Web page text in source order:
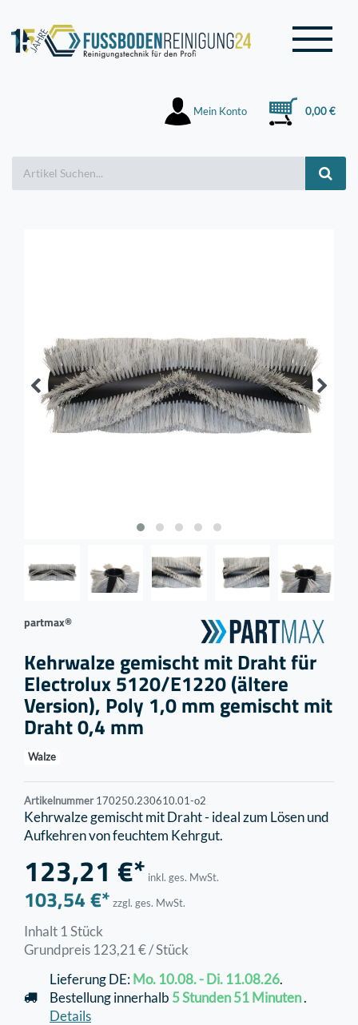
Mein Konto 0,00 €
partmax®
Kehrwalze gemischt mit Draht für
Electrolux 5120/E1220 (ältere
Version), Poly 1,0 mm gemischt mit
Draht 0,4 mm
Walze
Artikelnummer170250.230610.01-o2
Kehrwalze gemischt mit Draht - ideal zum Lösen und
Aufkehren von feuchtem Kehrgut.
123,21 €* inkl. ges. MwSt.
103,54 €* zzgl. ges. MwSt.
Inhalt 1Stück
Grundpreis 123,21 € / Stück
Lieferung DE:Mo. 10.08. - Di. 11.08.26.
Bestellung innerhalb 5 Stunden51 Minuten.
Details